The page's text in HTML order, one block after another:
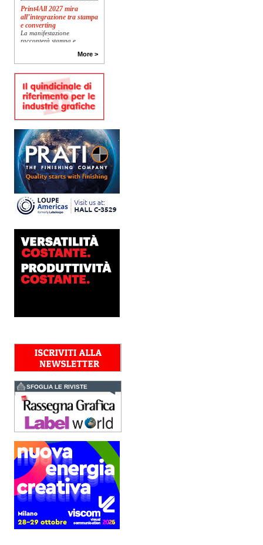
Print4All 2027 mira
all’integrazione tra stampa
e converting
La manifestazione
racconterà stampa e
package printing alle
Una...
Platinum Technologies
presenta SIGNATURE
sviluppo e analisi
approfondita delle reali
esigenze produttive del
mercato, Platinum
Technologies, centro
europeo di ricerca e...
Nava Press sceglie
AccurioJet 30000
Nava Press ha scelto di
Minolta, il sistema inkjet UV
LED B2+ progettato per...
Polyedra diventa un
marchio europeo: nasce
Spagna, Francia e...
Kolor+Service e T&K
Grafiche
L’intesa porta nel Gruppo
una gamma completa di
soluzioni per la misurazione
e il controllo del colore e
della qualità di stampa - e
l’esperienza di...
Assemblea Acimga:
investimenti, occupazione
e ripresa degli ordini
sostengono il settore
In un contesto di mercato
sempre più competitivo, il
settore delle tecnologie per
la stampa e il converting
conferma la propria
capacità di...
More >
SFOGLIA LE RIVISTE